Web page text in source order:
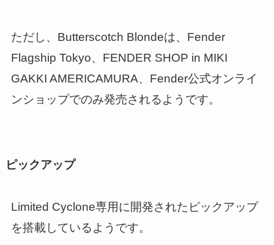
ただし、Butterscotch Blondeは、Fender
Flagship Tokyo、FENDER SHOP in MIKI
GAKKI AMERICAMURA、Fender公式オンライ
ンショップでのみ発売されるようです。
ピックアップ
Limited Cyclone専用に開発されたピックアップ
を搭載しているようです。